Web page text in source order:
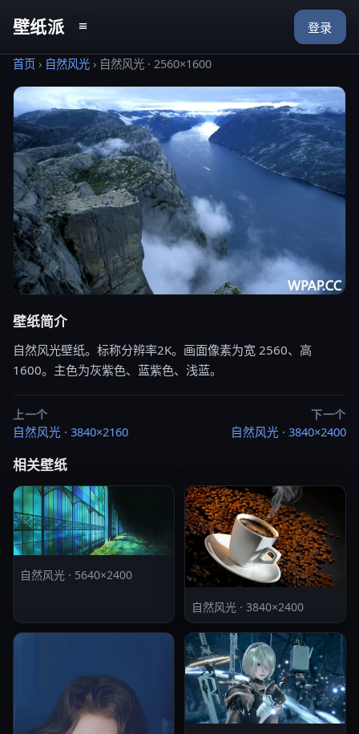
壁纸派 ≡ 登录
首页 › 自然风光 › 自然风光 · 2560×1600
壁纸简介
自然风光壁纸。标称分辨率2K。画面像素为宽 2560、高
1600。主色为灰紫色、蓝紫色、浅蓝。
上一个
自然风光 · 3840×2160
下一个
自然风光 · 3840×2400
相关壁纸
自然风光 · 5640×2400
自然风光 · 3840×2400